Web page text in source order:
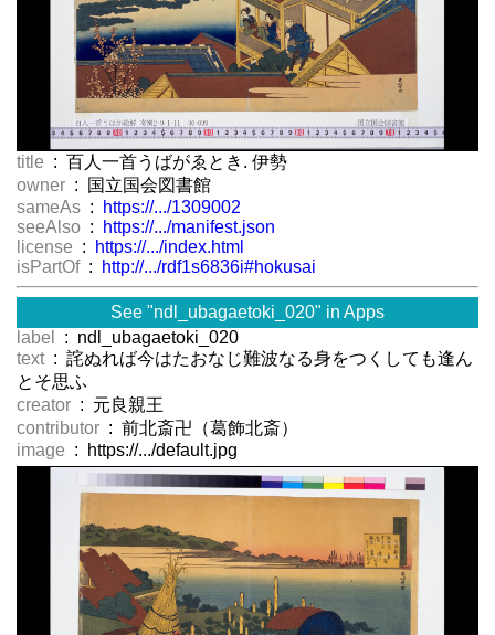
title : 百人一首うばがゑとき. 伊勢
owner : 国立国会図書館
sameAs :
https://.../1309002
seeAlso :
https://.../manifest.json
license :
https://.../index.html
isPartOf : http://.../rdf1s6836i#hokusai
See "ndl_ubagaetoki_020" in Apps
label
: ndl_ubagaetoki_020
text : 詫ぬれば今はたおなじ難波なる身をつくしても逢ん
とそ思ふ
creator : 元良親王
contributor : 前北斎卍（葛飾北斎）
image : https://.../default.jpg